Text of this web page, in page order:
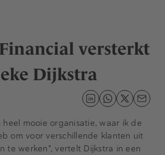
versterkt
Dijkstra
mooie organisatie, waar ik de
om voor verschillende klanten uit
te werken", vertelt Dijkstra in een